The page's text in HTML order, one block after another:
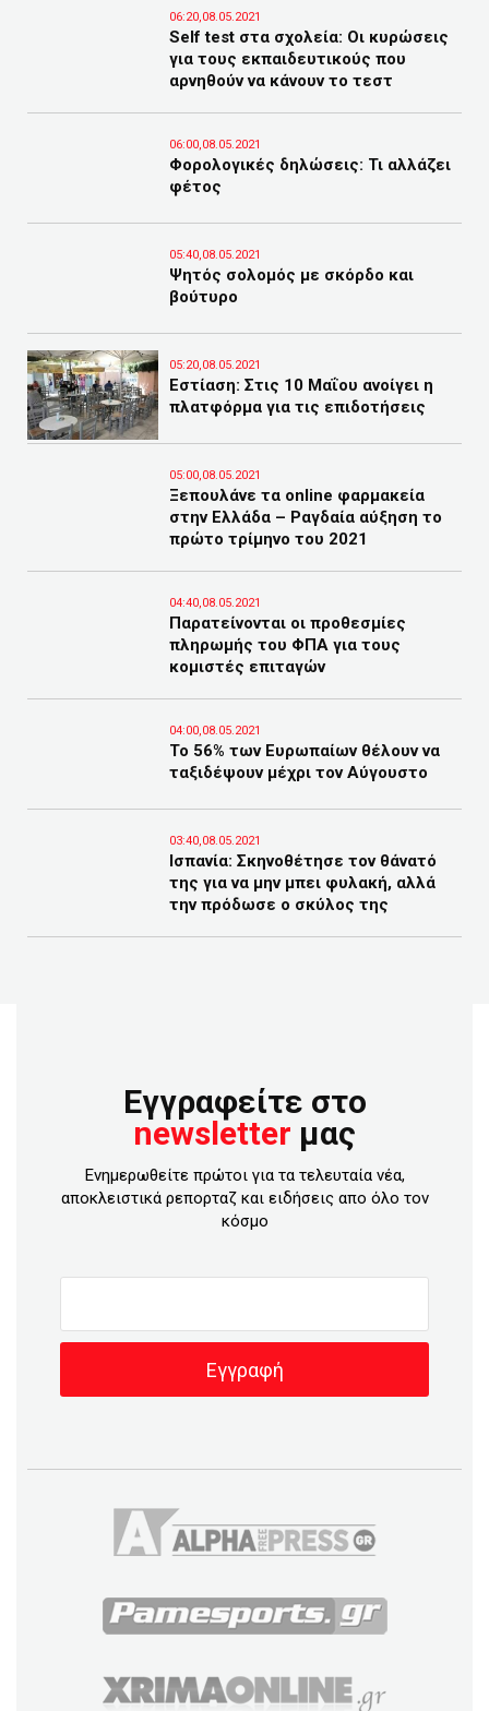
06:20,08.05.2021
Self test στα σχολεία: Οι κυρώσεις
για τους εκπαιδευτικούς που
αρνηθούν να κάνουν το τεστ
06:00,08.05.2021
Φορολογικές δηλώσεις: Τι αλλάζει
φέτος
05:40,08.05.2021
Ψητός σολομός με σκόρδο και
βούτυρο
05:20,08.05.2021
Εστίαση: Στις 10 Μαΐου ανοίγει η
πλατφόρμα για τις επιδοτήσεις
05:00,08.05.2021
Ξεπουλάνε τα online φαρμακεία
στην Ελλάδα – Ραγδαία αύξηση το
πρώτο τρίμηνο του 2021
04:40,08.05.2021
Παρατείνονται οι προθεσμίες
πληρωμής του ΦΠΑ για τους
κομιστές επιταγών
04:00,08.05.2021
Το 56% των Ευρωπαίων θέλουν να
ταξιδέψουν μέχρι τον Αύγουστο
03:40,08.05.2021
Ισπανία: Σκηνοθέτησε τον θάνατό
της για να μην μπει φυλακή, αλλά
την πρόδωσε ο σκύλος της
Εγγραφείτε στο
newsletter μας
Ενημερωθείτε πρώτοι για τα τελευταία νέα,
αποκλειστικά ρεπορταζ και ειδήσεις απο όλο τον
κόσμο